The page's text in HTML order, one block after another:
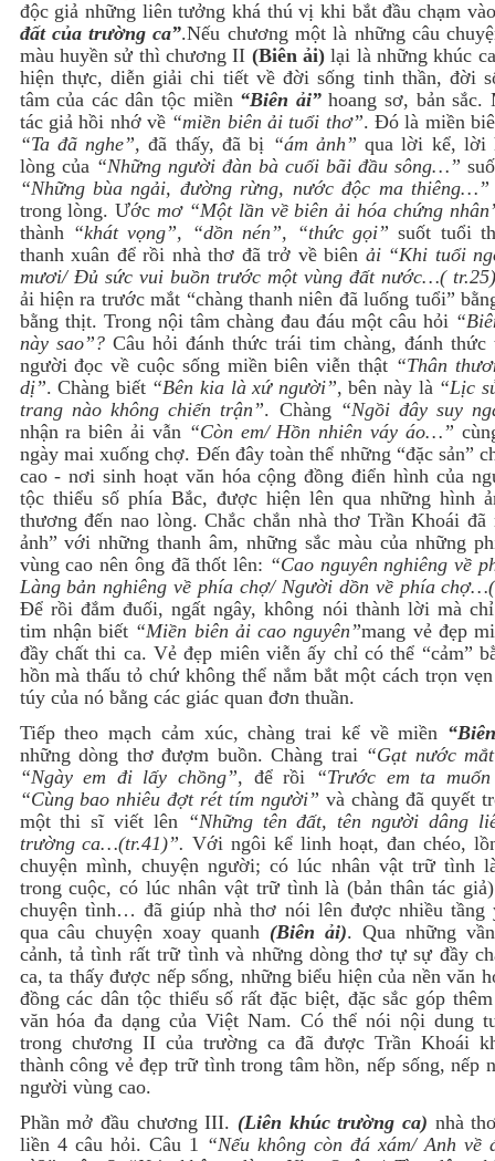
độc giả những liên tưởng khá thú vị khi bắt đầu chạm
đất của trường ca”.Nếu chương một là những câu
màu huyền sử thì chương II (Biên ải) lại là những khúc
hiện thực, diễn giải chi tiết về đời sống tinh thần, đời
tâm của các dân tộc miền “Biên ải”hoang sơ, bản sắc.
tác giả hồi nhớ về “miền biên ải tuổi thơ”. Đó là miền
“Ta đã nghe”, đã thấy, đã bị “ám ảnh” qua lời kể, lời
lòng của “Những người đàn bà cuối bãi đầu sông…”
“Những bùa ngải, đường rừng, nước độc ma
trong lòng. Ướcmơ “Một lần về biên ải hóa chứng
thành “khát vọng”, “dồn nén”, “thức gọi” suốt tuổi
thanh xuân để rồi nhà thơ đã trở về biên ải “Khi tuổi
mươi/ Đủ sức vui buồn trước một vùng đất nước…(
ải hiện ra trước mắt “chàng thanh niên đã luống tuổi”
bằng thịt. Trong nội tâm chàng đau đáu một câu hỏi
này sao”?Câu hỏi đánh thức trái tim chàng, đánh thức
người đọc về cuộc sống miền biên viễn thật “Thân
dị”. Chàng biết “Bên kia là xứ người”, bên này là “Lịc
trang nào không chiến trận”. Chàng “Ngồi đây suy
nhận ra biên ải vẫn “Còn em/ Hồn nhiên váy áo…”
ngày mai xuống chợ. Đến đây toàn thể những “đặc sản”
cao - nơi sinh hoạt văn hóa cộng đồng điển hình của
tộc thiểu số phía Bắc, được hiện lên qua những hình
thương đến nao lòng. Chắc chắn nhà thơ Trần Khoái đã
ảnh” với những thanh âm, những sắc màu của những
vùng cao nên ông đã thốt lên: “Cao nguyên nghiêng về
Làng bản nghiêng về phía chợ/ Người dồn về phía
Để rồi đắm đuối, ngất ngây, không nói thành lời mà
tim nhận biết “Miền biên ải cao nguyên”mang vẻ đẹp
đầy chất thi ca. Vẻ đẹp miên viễn ấy chỉ có thể “cảm”
hồn mà thấu tỏ chứ không thể nắm bắt một cách trọn
túy của nó bằng các giác quan đơn thuần.
Tiếp theo mạch cảm xúc, chàng trai kể về miền
những dòng thơ đượm buồn. Chàng trai “Gạt nước
“Ngày em đi lấy chồng”, để rồi “Trước em ta
“Cùng bao nhiêu đợt rét tím người” và chàng đã quyết
một thi sĩ viết lên “Những tên đất, tên người dâng
trường ca…(tr.41)”. Với ngôi kể linh hoạt, đan chéo,
chuyện mình, chuyện người; có lúc nhân vật trữ tình
trong cuộc, có lúc nhân vật trữ tình là (bản thân tác
chuyện tình… đã giúp nhà thơ nói lên được nhiều tầng
qua câu chuyện xoay quanh (Biên ải). Qua những
cảnh, tả tình rất trữ tình và những dòng thơ tự sự đầy
ca, ta thấy được nếp sống, những biểu hiện của nền văn
đồng các dân tộc thiểu số rất đặc biệt, đặc sắc góp
văn hóa đa dạng của Việt Nam. Có thể nói nội dung
trong chương II của trường ca đã được Trần Khoái
thành công vẻ đẹp trữ tình trong tâm hồn, nếp sống, nếp
người vùng cao.
Phần mở đầu chương III. (Liên khúc trường ca) nhà
liền 4 câu hỏi. Câu 1 “Nếu không còn đá xám/ Anh về